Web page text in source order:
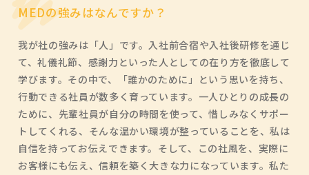
MEDの強みはなんですか？
我が社の強みは「人」です。入社前合宿や入社後研修を通じ
て、礼儀礼節、感謝力といった人としての在り方を徹底して
学びます。その中で、「誰かのために」という思いを持ち、
行動できる社員が数多く育っています。一人ひとりの成長の
ために、先輩社員が自分の時間を使って、惜しみなくサポー
トしてくれる、そんな温かい環境が整っていることを、私は
自信を持ってお伝えできます。そして、この社風を、実際に
お客様にも伝え、信頼を築く大きな力になっています。私た